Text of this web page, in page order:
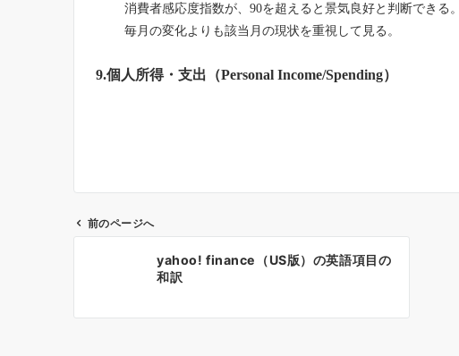
消費者感応度指数が、90を超えると景気良好と判断できる。
毎月の変化よりも該当月の現状を重視して見る。
9.個人所得・支出 （Personal Income/Spending）
前のページへ
yahoo! finance（US版）の英語項目の
和訳